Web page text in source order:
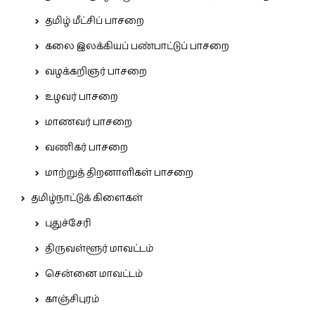
தமிழ் மீட்சிப் பாசறை
கலை இலக்கியப் பண்பாட்டுப் பாசறை
வழக்கறிஞர் பாசறை
உழவர் பாசறை
மாணவர் பாசறை
வணிகர் பாசறை
மாற்றுத் திறனாளிகள் பாசறை
தமிழ்நாட்டுக் கிளைகள்
புதுச்சேரி
திருவள்ளூர் மாவட்டம்
சென்னை மாவட்டம்
காஞ்சிபுரம்